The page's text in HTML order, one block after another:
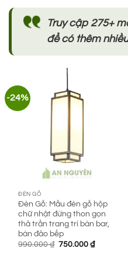
Truy cập 275+
để có thêm
-24%
ĐÈN GỖ
Đèn Gỗ: Mẫu đèn gỗ hộp
chữ nhật đứng thon gọn
thả trần trang trí bàn bar,
bàn đảo bếp
990.000₫ Giá
750.000₫Giá